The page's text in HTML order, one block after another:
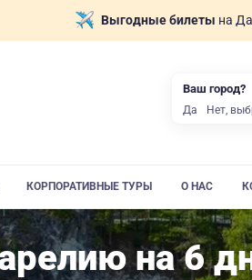
Выгодные билеты на
КОРПОРАТИВНЫЕ ТУРЫ О НАС
на 6
Ваш город?
Да Нет,